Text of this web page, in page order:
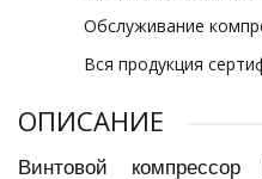
Обслуживание
Вся продукция
ОПИСАНИЕ
Винтовой